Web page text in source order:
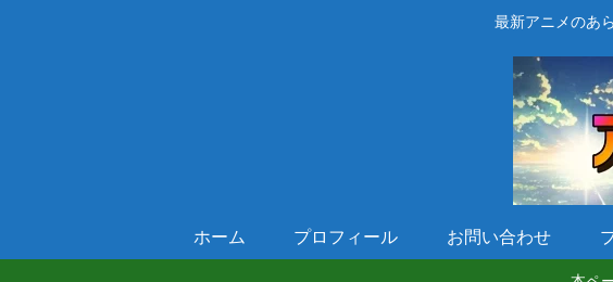
最新アニメのあ
ホーム プロフィール お問い合わせ